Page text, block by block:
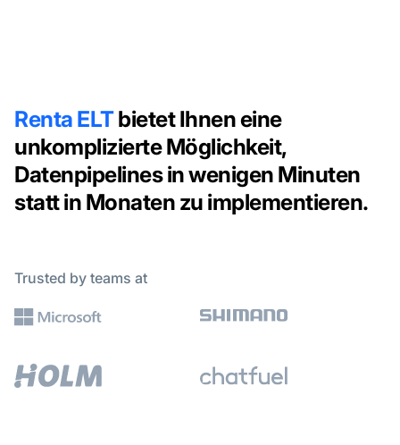
Renta ELTbietet Ihnen eine
unkomplizierte Möglichkeit,
Datenpipelines in wenigen Minuten
statt in Monaten zu implementieren.
Trusted by teams at